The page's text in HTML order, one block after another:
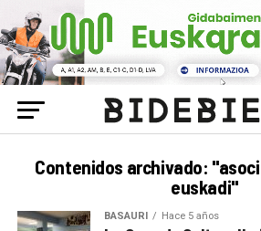
Contenidos archivado:
euskadi"
BASAURI Hace 5 años